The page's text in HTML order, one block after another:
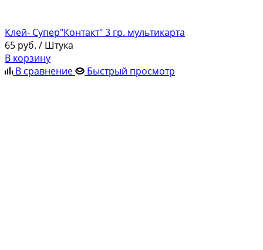
Клей- Супер"Контакт" 3 гр. мультикарта
65 руб. / Штука
В корзину
В сравнение
Быстрый просмотр